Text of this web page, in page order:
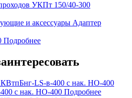
УКПт 150/40-300
Подробнее
с нак. НО-400 Подробнее